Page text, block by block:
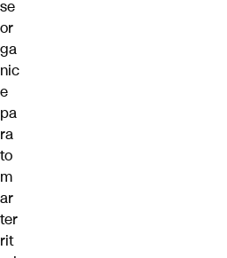
se
or
ga
nic
e
pa
ra
to
m
ar
ter
rit